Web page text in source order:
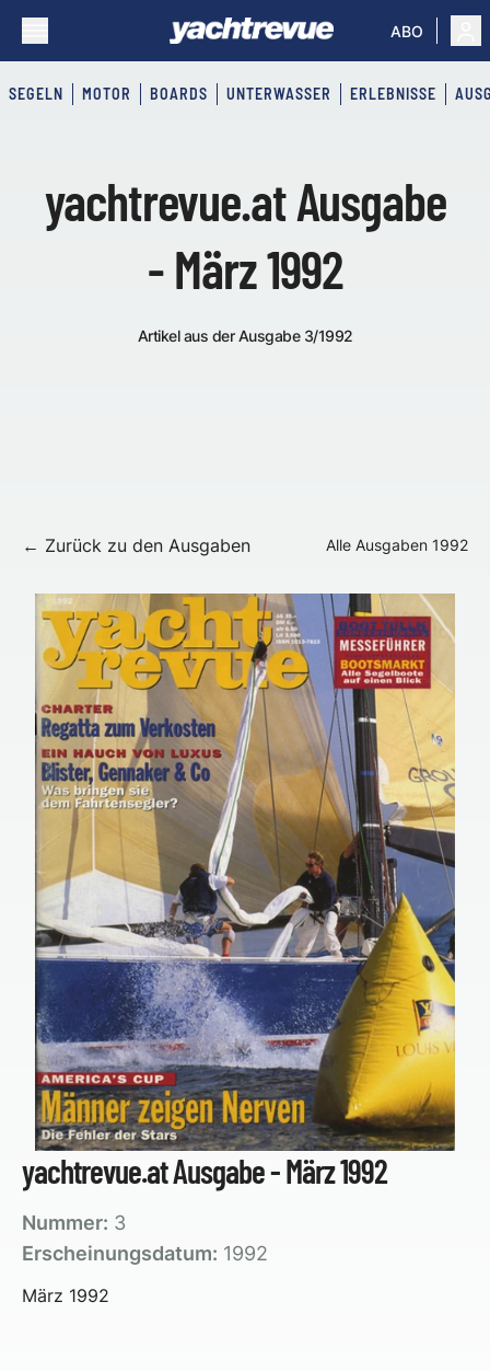
ABO
SEGELN MOTOR BOARDS UNTERWASSER ERLEBNISSE
yachtrevue.at Ausgabe
- März 1992
Artikel aus der Ausgabe 3/1992
← Zurück zu den Ausgaben Alle Ausgaben 1992
yachtrevue.at Ausgabe - März 1992
Nummer: 3
Erscheinungsdatum: 1992
März 1992